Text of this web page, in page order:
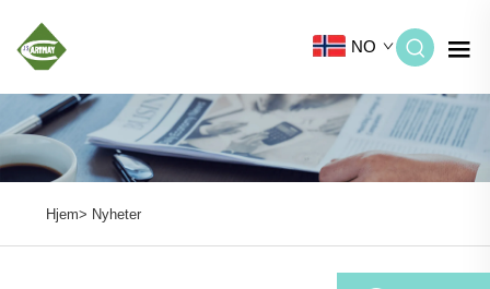
NO
Hjem> Nyheter